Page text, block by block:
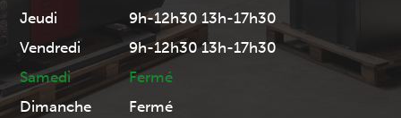
Jeudi
9h-12h30 13h-17h30
Vendredi
9h-12h30 13h-17h30
Samedi
Fermé
Dimanche
Fermé